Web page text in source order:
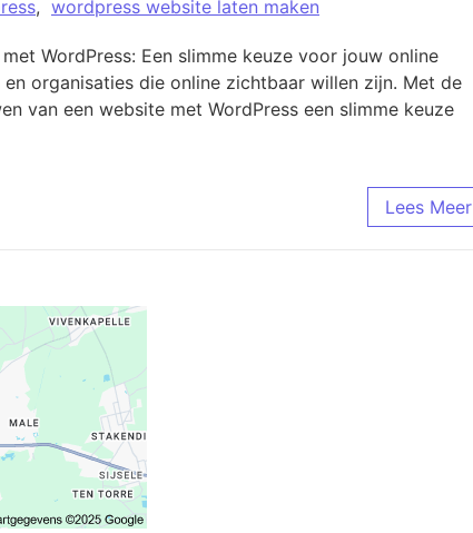
, wordpress website laten maken
WordPress: Een slimme keuze voor jouw online
organisaties die online zichtbaar willen zijn. Met de
van een website met WordPress een slimme keuze
Lees Meer